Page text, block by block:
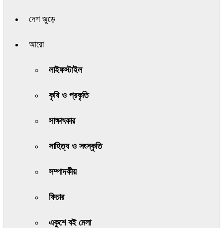
দেশ জুড়ে
আরো
লাইফস্টাইল
কৃষি ও প্রকৃতি
সাক্ষাৎকার
সাহিত্য ও সংস্কৃতি
সম্পাদকীয়
ফিচার
একুশে বই মেলা